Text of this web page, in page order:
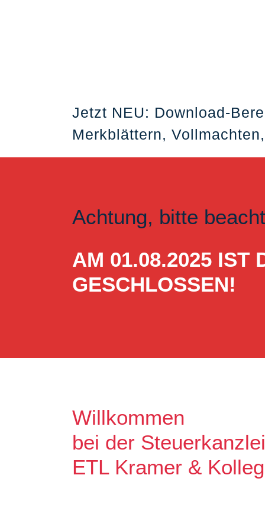
Jetzt NEU: Download-
Merkblättern,
Achtung, bitte
AM 01.08.2025 IST
GESCHLOSSEN!
Willkommen
bei der Steuerkanzlei
ETL Kramer &